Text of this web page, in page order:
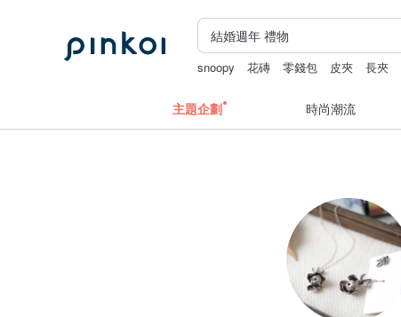
snoopy 花磚 零錢包 皮夾 長夾
主題企劃 時尚潮流